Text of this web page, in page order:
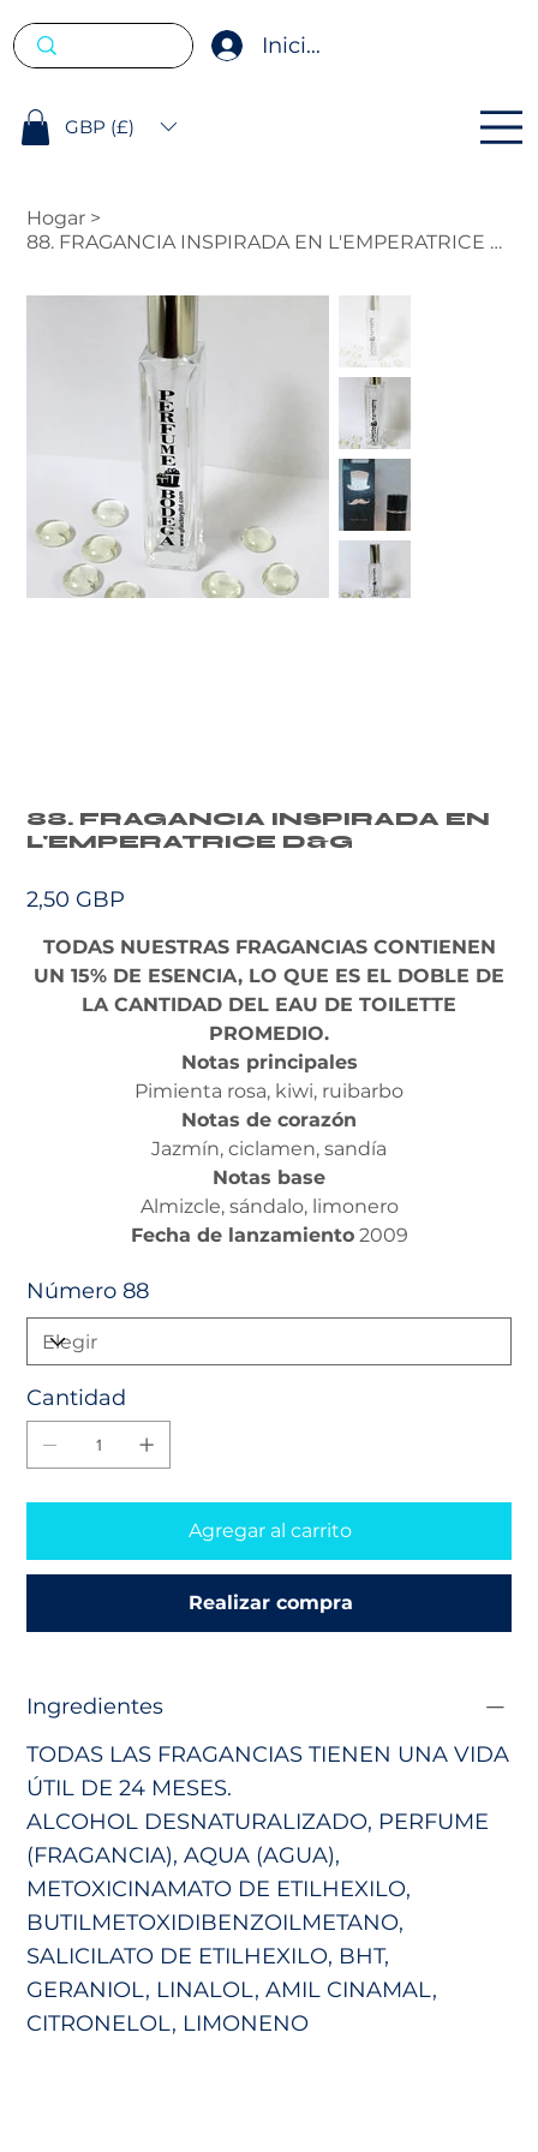
Iniciar sesión
GBP (£)
Hogar >
88. FRAGANCIA INSPIRADA EN L'EMPERATRICE D&G
88. FRAGANCIA INSPIRADA EN
L'EMPERATRICE D&G
2,50 GBP
TODAS NUESTRAS FRAGANCIAS CONTIENEN
UN 15% DE ESENCIA, LO QUE ES EL DOBLE DE
LA CANTIDAD DEL EAU DE TOILETTE
PROMEDIO.
Notas principales
Pimienta rosa, kiwi, ruibarbo
Notas de corazón
Jazmín, ciclamen, sandía
Notas base
Almizcle, sándalo, limonero
Fecha de lanzamiento2009
Número 88
Cantidad
Agregar al carrito
Realizar compra
Ingredientes
TODAS LAS FRAGANCIAS TIENEN UNA VIDA
ÚTIL DE 24 MESES.
ALCOHOL DESNATURALIZADO, PERFUME
(FRAGANCIA), AQUA (AGUA),
METOXICINAMATO DE ETILHEXILO,
BUTILMETOXIDIBENZOILMETANO,
SALICILATO DE ETILHEXILO, BHT,
GERANIOL, LINALOL, AMIL CINAMAL,
CITRONELOL, LIMONENO